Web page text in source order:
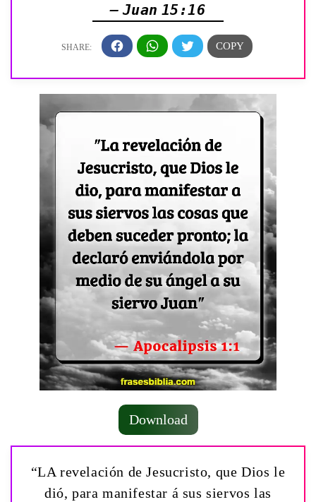
— Juan 15:16
Download
“LA revelación de Jesucristo, que Dios le
dió, para manifestar á sus siervos las